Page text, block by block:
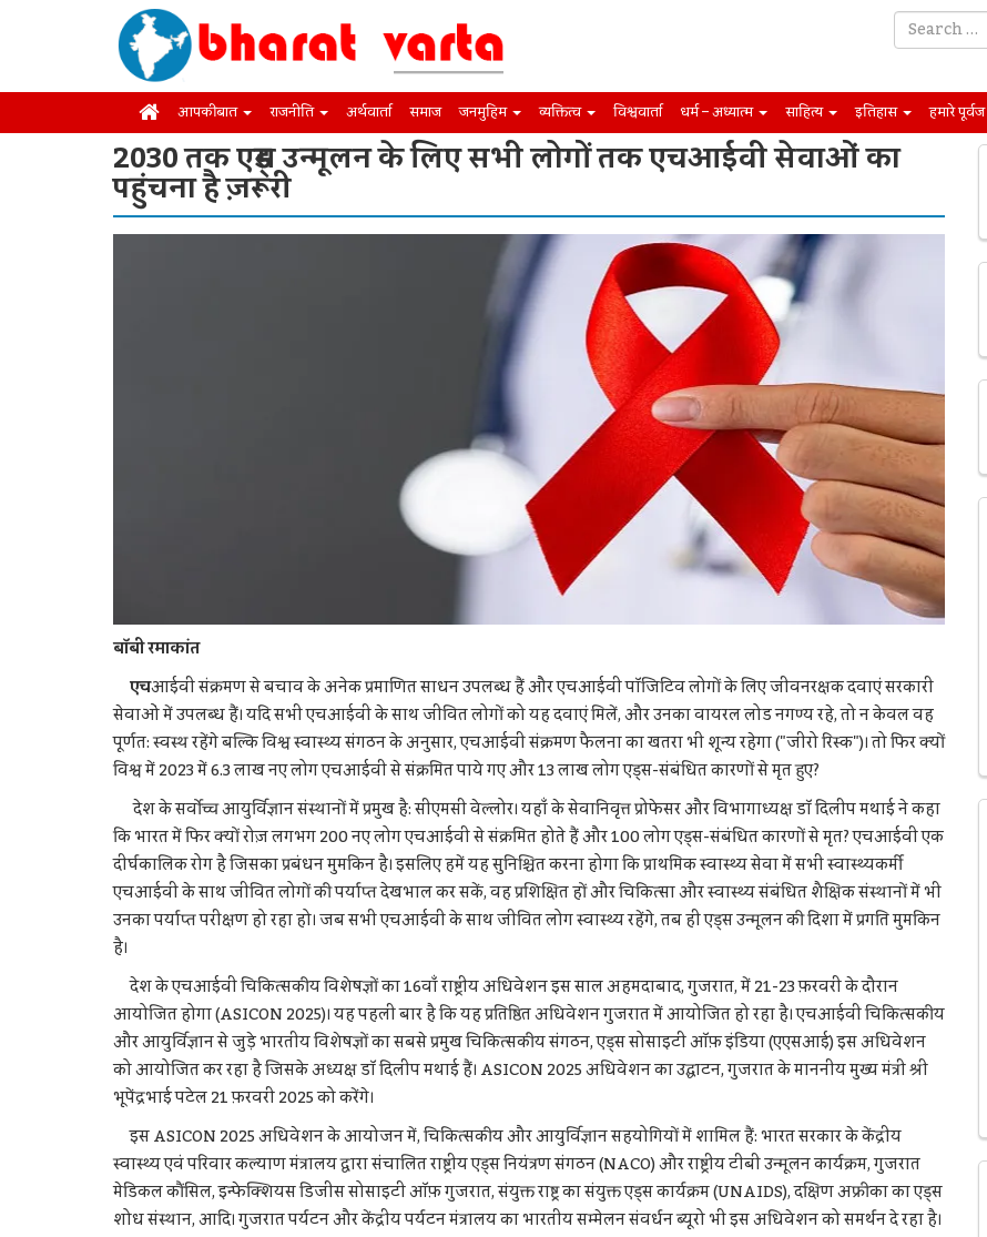
आपकी बात राजनीति अर्थवार्ता समाज जनमुहिम व्यक्तित्व विश्ववार्ता धर्म – अध्यात्म साहित्य इतिहास हमारे पूर्वज
2030 तक एड्स उन्मूलन के लिए सभी लोगों तक एचआईवी सेवाओं का
पहुंचना है ज़रूरी
बॉबी रमाकांत
एचआईवी संक्रमण से बचाव के अनेक प्रमाणित साधन उपलब्ध हैं और एचआईवी पॉजिटिव लोगों के लिए जीवनरक्षक दवाएं सरकारी
सेवाओं में उपलब्ध हैं। यदि सभी एचआईवी के साथ जीवित लोगों को यह दवाएं मिलें, और उनका वायरल लोड नगण्य रहे, तो न केवल वह
पूर्णत: स्वस्थ रहेंगे बल्कि विश्व स्वास्थ्य संगठन के अनुसार, एचआईवी संक्रमण फैलना का खतरा भी शून्य रहेगा ("जीरो रिस्क")। तो फिर क्यों
विश्व में 2023 में 6.3 लाख नए लोग एचआईवी से संक्रमित पाये गए और 13 लाख लोग एड्स-संबंधित कारणों से मृत हुए?
देश के सर्वोच्च आयुर्विज्ञान संस्थानों में प्रमुख है: सीएमसी वेल्लोर। यहाँ के सेवानिवृत्त प्रोफेसर और विभागाध्यक्ष डॉ दिलीप मथाई ने कहा
कि भारत में फिर क्यों रोज़ लगभग 200 नए लोग एचआईवी से संक्रमित होते हैं और 100 लोग एड्स-संबंधित कारणों से मृत? एचआईवी एक
दीर्घकालिक रोग है जिसका प्रबंधन मुमकिन है। इसलिए हमें यह सुनिश्चित करना होगा कि प्राथमिक स्वास्थ्य सेवा में सभी स्वास्थ्यकर्मी
एचआईवी के साथ जीवित लोगों की पर्याप्त देखभाल कर सकें, वह प्रशिक्षित हों और चिकित्सा और स्वास्थ्य संबंधित शैक्षिक संस्थानों में भी
उनका पर्याप्त परीक्षण हो रहा हो। जब सभी एचआईवी के साथ जीवित लोग स्वास्थ्य रहेंगे, तब ही एड्स उन्मूलन की दिशा में प्रगति मुमकिन
है।
देश के एचआईवी चिकित्सकीय विशेषज्ञों का 16वाँ राष्ट्रीय अधिवेशन इस साल अहमदाबाद, गुजरात, में 21-23 फ़रवरी के दौरान
आयोजित होगा (ASICON 2025)। यह पहली बार है कि यह प्रतिष्ठित अधिवेशन गुजरात में आयोजित हो रहा है। एचआईवी चिकित्सकीय
और आयुर्विज्ञान से जुड़े भारतीय विशेषज्ञों का सबसे प्रमुख चिकित्सकीय संगठन, एड्स सोसाइटी ऑफ़ इंडिया (एएसआई) इस अधिवेशन
को आयोजित कर रहा है जिसके अध्यक्ष डॉ दिलीप मथाई हैं। ASICON 2025 अधिवेशन का उद्घाटन, गुजरात के माननीय मुख्य मंत्री श्री
भूपेंद्रभाई पटेल 21 फ़रवरी 2025 को करेंगे।
इस ASICON 2025 अधिवेशन के आयोजन में, चिकित्सकीय और आयुर्विज्ञान सहयोगियों में शामिल हैं: भारत सरकार के केंद्रीय
स्वास्थ्य एवं परिवार कल्याण मंत्रालय द्वारा संचालित राष्ट्रीय एड्स नियंत्रण संगठन (NACO) और राष्ट्रीय टीबी उन्मूलन कार्यक्रम, गुजरात
मेडिकल कौंसिल, इन्फेक्शियस डिजीस सोसाइटी ऑफ़ गुजरात, संयुक्त राष्ट्र का संयुक्त एड्स कार्यक्रम (UNAIDS), दक्षिण अफ्रीका का एड्स
शोध संस्थान, आदि। गुजरात पर्यटन और केंद्रीय पर्यटन मंत्रालय का भारतीय सम्मेलन संवर्धन ब्यूरो भी इस अधिवेशन को समर्थन दे रहा है।